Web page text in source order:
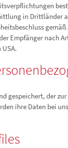
in Drittländer
gemäß
Empfänger nach
gespeichert, der
ihre Daten bei